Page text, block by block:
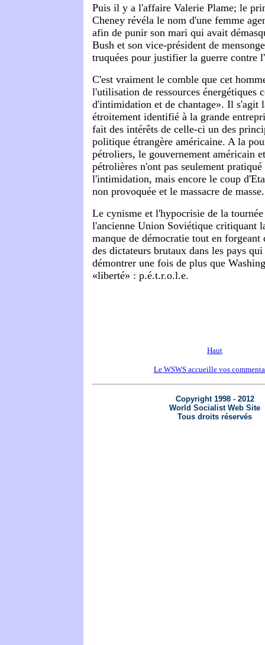
Puis il y a l'affaire Valerie Plame; le
Cheney révéla le nom d'une femme
afin de punir son mari qui avait
Bush et son vice-président de
truquées pour justifier la guerre contre
C'est vraiment le comble que cet
l'utilisation de ressources énergétiques
d'intimidation et de chantage». Il s'agit
étroitement identifié à la grande
fait des intérêts de celle-ci un des
politique étrangère américaine. A la
pétroliers, le gouvernement américain
pétrolières n'ont pas seulement pratiqué
l'intimidation, mais encore le coup
non provoquée et le massacre de masse.
Le cynisme et l'hypocrisie de la tournée
l'ancienne Union Soviétique critiquant
manque de démocratie tout en forgeant
des dictateurs brutaux dans les pays
démontrer une fois de plus que
«liberté» : p.é.t.r.o.l.e.
Haut
Le WSWS accueille vos
Copyright 1998 - 2012
World Socialist Web Site
Tous droits réservés